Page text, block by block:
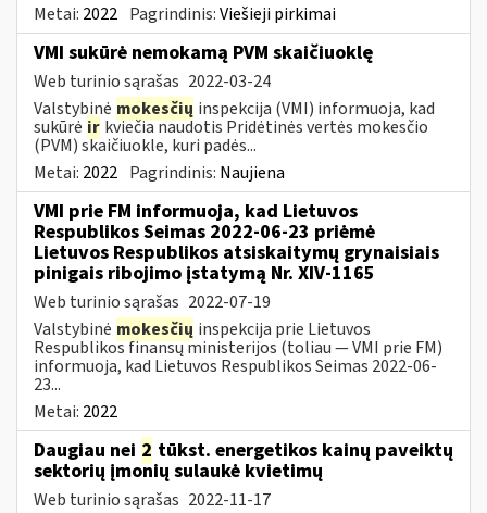
Metai: 2022 Pagrindinis:Viešieji pirkimai
VMI sukūrė nemokamą PVM skaičiuoklę
Web turinio sąrašas 2022-03-24
Valstybinė mokesčių inspekcija (VMI) informuoja, kad
sukūrė ir kviečia naudotis Pridėtinės vertės mokesčio
(PVM) skaičiuokle, kuri padės...
Metai: 2022 Pagrindinis: Naujiena
VMI prie FM informuoja, kad Lietuvos
Respublikos Seimas 2022-06-23 priėmė
Lietuvos Respublikos atsiskaitymų grynaisiais
pinigais ribojimo įstatymą Nr. XIV-1165
Web turinio sąrašas 2022-07-19
Valstybinė mokesčių inspekcija prie Lietuvos
Respublikos finansų ministerijos (toliau — VMI prie FM)
informuoja, kad Lietuvos Respublikos Seimas 2022-06-
23...
Metai: 2022
Daugiau nei 2 tūkst. energetikos kainų paveiktų
sektorių įmonių sulaukė kvietimų
Web turinio sąrašas 2022-11-17